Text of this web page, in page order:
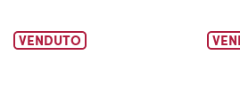
VENDUTO